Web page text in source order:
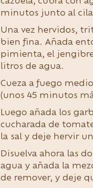
minutos junto al
Una vez hervidos,
bien fina. Añada
pimienta, el
litros de agua.
Cueza a fuego
(unos 45 minutos
Luego añada los
cucharada de
la sal y deje hervir
Disuelva ahora las
agua y añada la
de remover, y deje